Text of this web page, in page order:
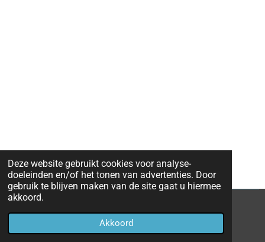
Deze website gebruikt cookies voor analyse-
doeleinden en/of het tonen van advertenties. Door
gebruik te blijven maken van de site gaat u hiermee
akkoord.
Akkoord